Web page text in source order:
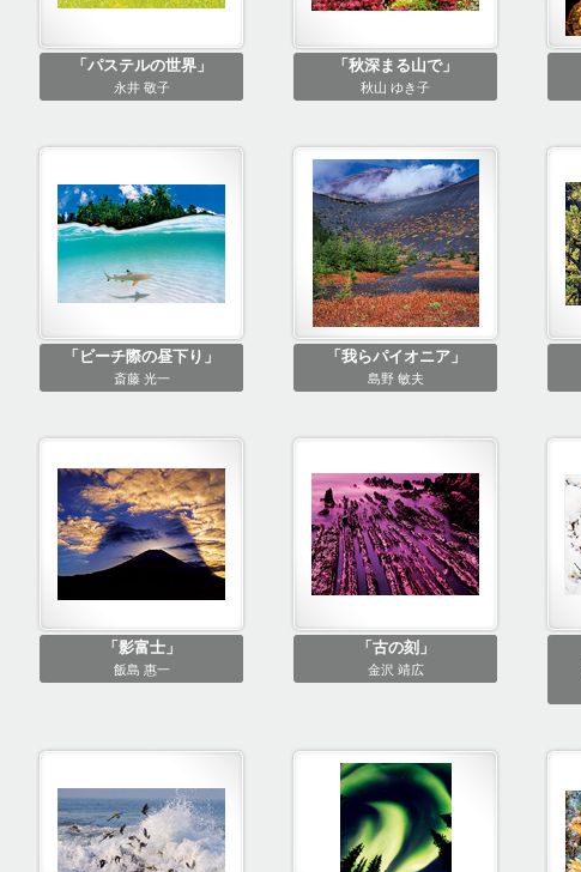
「パステルの世界」
永井 敬子
「秋深まる山で」
秋山 ゆき子
「ビーチ際の昼下り」
斎藤 光一
「我らパイオニア」
島野 敏夫
「影富士」
飯島 惠一
「古の刻」
金沢 靖広